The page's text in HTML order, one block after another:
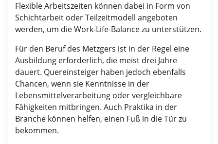
Flexible Arbeitszeiten können dabei in Form von
Schichtarbeit oder Teilzeitmodell angeboten
werden, um die Work-Life-Balance zu unterstützen.
Für den Beruf des Metzgers ist in der Regel eine
Ausbildung erforderlich, die meist drei Jahre
dauert. Quereinsteiger haben jedoch ebenfalls
Chancen, wenn sie Kenntnisse in der
Lebensmittelverarbeitung oder vergleichbare
Fähigkeiten mitbringen. Auch Praktika in der
Branche können helfen, einen Fuß in die Tür zu
bekommen.